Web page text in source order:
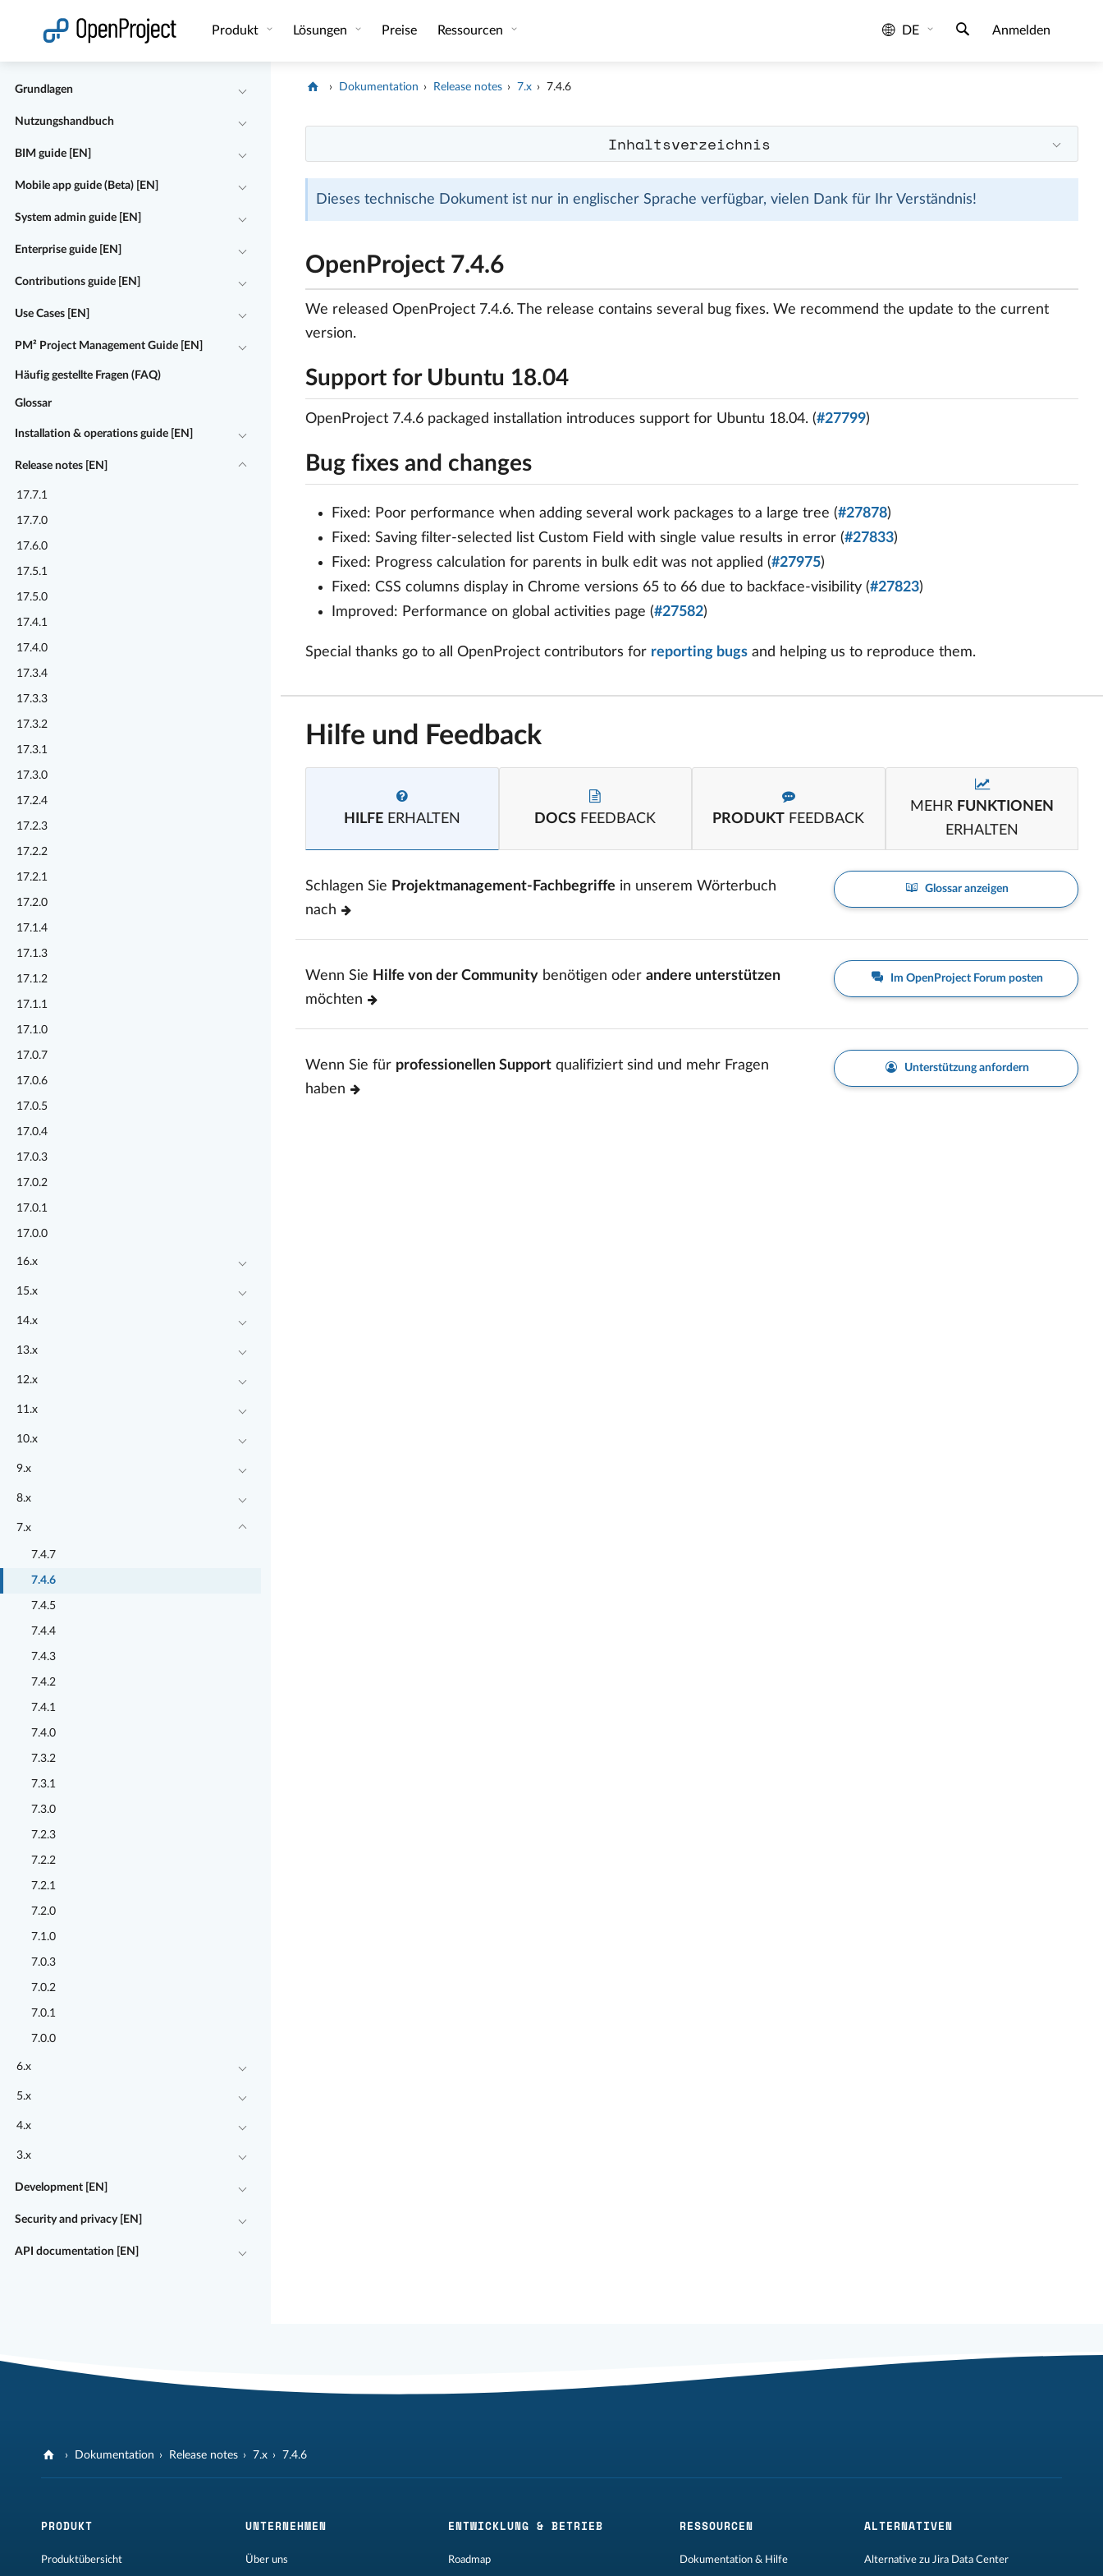
Produkt Lösungen Preise Ressourcen DE Anmelden
Grundlagen
Nutzungshandbuch
BIM guide [EN]
Mobile app guide (Beta) [EN]
System admin guide [EN]
Enterprise guide [EN]
Contributions guide [EN]
Use Cases [EN]
PM² Project Management Guide [EN]
Häufig gestellte Fragen (FAQ)
Glossar
Installation & operations guide [EN]
Release notes [EN]
17.7.1
17.7.0
17.6.0
17.5.1
17.5.0
17.4.1
17.4.0
17.3.4
17.3.3
17.3.2
17.3.1
17.3.0
17.2.4
17.2.3
17.2.2
17.2.1
17.2.0
17.1.4
17.1.3
17.1.2
17.1.1
17.1.0
17.0.7
17.0.6
17.0.5
17.0.4
17.0.3
17.0.2
17.0.1
17.0.0
16.x
15.x
14.x
13.x
12.x
11.x
10.x
9.x
8.x
7.x
7.4.7
7.4.6
7.4.5
7.4.4
7.4.3
7.4.2
7.4.1
7.4.0
7.3.2
7.3.1
7.3.0
7.2.3
7.2.2
7.2.1
7.2.0
7.1.0
7.0.3
7.0.2
7.0.1
7.0.0
6.x
5.x
4.x
3.x
Development [EN]
Security and privacy [EN]
API documentation [EN]
Dokumentation Release notes 7.x 7.4.6
Inhaltsverzeichnis
Dieses technische Dokument ist nur in englischer Sprache verfügbar, vielen Dank für Ihr Verständnis!
OpenProject 7.4.6
We released OpenProject 7.4.6. The release contains several bug fixes. We recommend the update to the current
version.
Support for Ubuntu 18.04
OpenProject 7.4.6 packaged installation introduces support for Ubuntu 18.04. (#27799)
Bug fixes and changes
Fixed: Poor performance when adding several work packages to a large tree (#27878)
Fixed: Saving filter-selected list Custom Field with single value results in error (#27833)
Fixed: Progress calculation for parents in bulk edit was not applied (#27975)
Fixed: CSS columns display in Chrome versions 65 to 66 due to backface-visibility (#27823)
Improved: Performance on global activities page (#27582)
Special thanks go to all OpenProject contributors for reporting bugs and helping us to reproduce them.
Hilfe und Feedback
HILFEERHALTEN DOCS FEEDBACK PRODUKT FEEDBACK
MEHR FUNKTIONEN
ERHALTEN
Schlagen Sie Projektmanagement-Fachbegriffe in unserem Wörterbuch
nach
Glossar anzeigen
Wenn Sie Hilfe von der Community benötigen oder andere unterstützen
möchten
Im OpenProject Forum posten
Wenn Sie für professionellen Support qualifiziert sind und mehr Fragen
haben
Unterstützung anfordern
Dokumentation Release notes 7.x 7.4.6
PRODUKT
Produktübersicht
UNTERNEHMEN
Über uns
ENTWICKLUNG & BETRIEB
Roadmap
RESSOURCEN
Dokumentation & Hilfe
ALTERNATIVEN
Alternative zu Jira Data Center